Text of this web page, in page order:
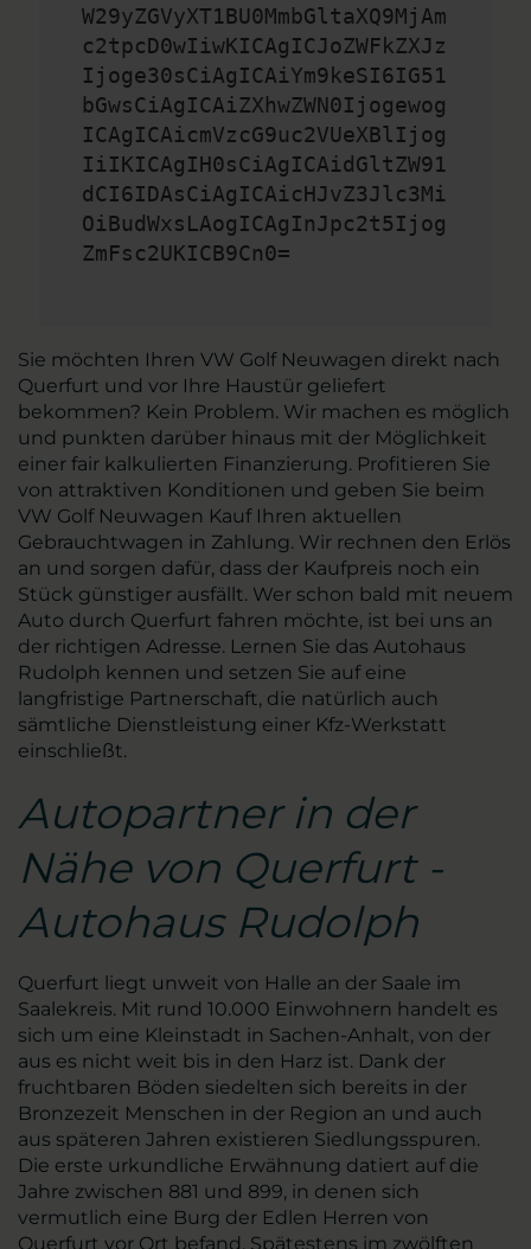
W29yZGVyXT1BU0MmbGltaXQ9MjAm
c2tpcD0wIiwKICAgICJoZWFkZXJz
Ijoge30sCiAgICAiYm9keSI6IG51
bGwsCiAgICAiZXhwZWN0Ijogewog
ICAgICAicmVzcG9uc2VUeXBlIjog
IiIKICAgIH0sCiAgICAidGltZW91
dCI6IDAsCiAgICAicHJvZ3Jlc3Mi
OiBudWxsLAogICAgInJpc2t5Ijog
ZmFsc2UKICB9Cn0=
Sie möchten Ihren VW Golf Neuwagen direkt nach
Querfurt und vor Ihre Haustür geliefert
bekommen? Kein Problem. Wir machen es möglich
und punkten darüber hinaus mit der Möglichkeit
einer fair kalkulierten Finanzierung. Profitieren Sie
von attraktiven Konditionen und geben Sie beim
VW Golf Neuwagen Kauf Ihren aktuellen
Gebrauchtwagen in Zahlung. Wir rechnen den Erlös
an und sorgen dafür, dass der Kaufpreis noch ein
Stück günstiger ausfällt. Wer schon bald mit neuem
Auto durch Querfurt fahren möchte, ist bei uns an
der richtigen Adresse. Lernen Sie das Autohaus
Rudolph kennen und setzen Sie auf eine
langfristige Partnerschaft, die natürlich auch
sämtliche Dienstleistung einer Kfz-Werkstatt
einschließt.
Autopartner in der
Nähe von Querfurt -
Autohaus Rudolph
Querfurt liegt unweit von Halle an der Saale im
Saalekreis. Mit rund 10.000 Einwohnern handelt es
sich um eine Kleinstadt in Sachen-Anhalt, von der
aus es nicht weit bis in den Harz ist. Dank der
fruchtbaren Böden siedelten sich bereits in der
Bronzezeit Menschen in der Region an und auch
aus späteren Jahren existieren Siedlungsspuren.
Die erste urkundliche Erwähnung datiert auf die
Jahre zwischen 881 und 899, in denen sich
vermutlich eine Burg der Edlen Herren von
Querfurt vor Ort befand. Spätestens im zwölften